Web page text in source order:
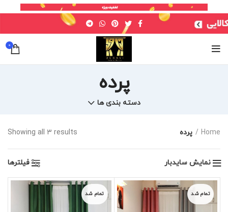
0
پرده
دسته بندی ها
Home پرده Showing all 3 results
نمایش سایدبار فیلترها
تمام شد تمام شد